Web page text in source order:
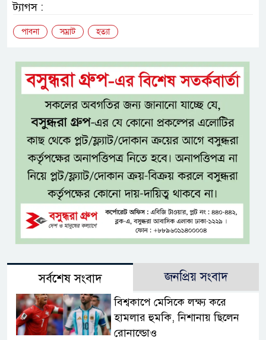
ট্যাগস :
পাবনা সম্রাট হত্যা
সর্বশেষ সংবাদ জনপ্রিয় সংবাদ
বিশ্বকাপে মেসিকে লক্ষ্য করে
হামলার হুমকি, নিশানায় ছিলেন
রোনাল্ডোও